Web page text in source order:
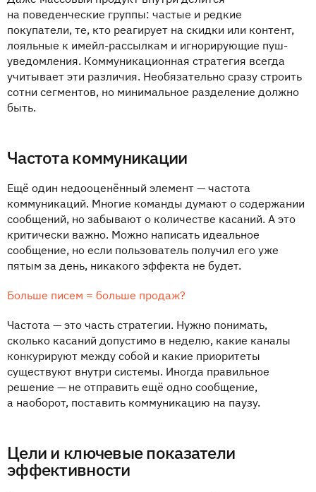
на поведенческие группы: частые и редкие
покупатели, те, кто реагирует на скидки или контент,
лояльные к имейл-рассылкам и игнорирующие пуш-
уведомления. Коммуникационная стратегия всегда
учитывает эти различия. Необязательно сразу строить
сотни сегментов, но минимальное разделение должно
быть.
Частота коммуникации
Ещё один недооценённый элемент — частота
коммуникаций. Многие команды думают о содержании
сообщений, но забывают о количестве касаний. А это
критически важно. Можно написать идеальное
сообщение, но если пользователь получил его уже
пятым за день, никакого эффекта не будет.
Больше писем = больше продаж?
Частота — это часть стратегии. Нужно понимать,
сколько касаний допустимо в неделю, какие каналы
конкурируют между собой и какие приоритеты
существуют внутри системы. Иногда правильное
решение — не отправить ещё одно сообщение,
а наоборот, поставить коммуникацию на паузу.
Цели и ключевые показатели
эффективности